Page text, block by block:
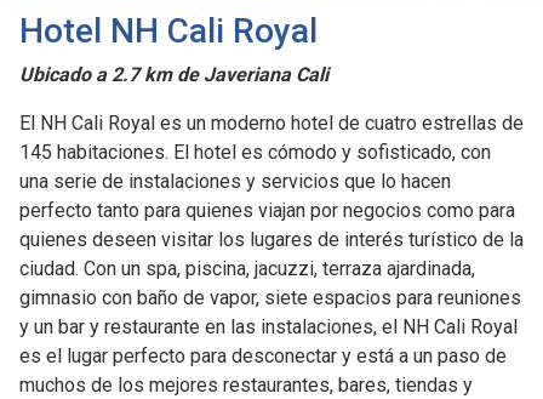
Hotel NH Cali Royal
Ubicado a 2.7 km de Javeriana Cali
El NH Cali Royal es un moderno hotel de cuatro estrellas de
145 habitaciones. El hotel es cómodo y sofisticado, con
una serie de instalaciones y servicios que lo hacen
perfecto tanto para quienes viajan por negocios como para
quienes deseen visitar los lugares de interés turístico de la
ciudad. Con un spa, piscina, jacuzzi, terraza ajardinada,
gimnasio con baño de vapor, siete espacios para reuniones
y un bar y restaurante en las instalaciones, el NH Cali Royal
es el lugar perfecto para desconectar y está a un paso de
muchos de los mejores restaurantes, bares, tiendas y